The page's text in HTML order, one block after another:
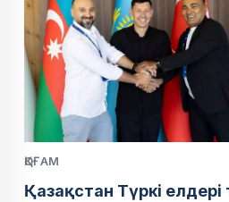
ҚОҒАМ
Қазақстан Түркі елдері